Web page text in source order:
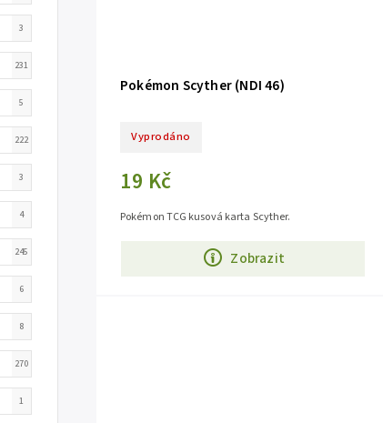
3
231
5
222
3
4
245
6
8
270
1
Pokémon Scyther (NDI 46)
Vyprodáno
19 Kč
Zobrazit
Pokémon TCG kusová karta Scyther.